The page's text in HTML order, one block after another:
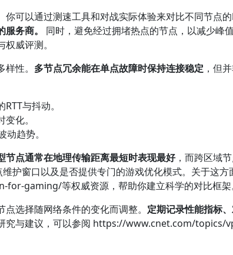
可以通过测速工具和对战实际体验来对比不同节点的
务商。
同时，避免经过拥堵热点的节点，以减少峰
威评测。
性。 多节点冗余能在单点故障时保持连接稳定 ，但
与抖动。
化。
趋势。
节点通常在地理传输距离最短时表现最好，而跨区域
护窗口以及是否提供专门的游戏优化模式。关于这
gaming/等权威资源，帮助你建立科学的对比框架
选择随网络条件的变化而调整。 定期记录性能指标
究与建议，可以参阅 https://www.cnet.com/topics/